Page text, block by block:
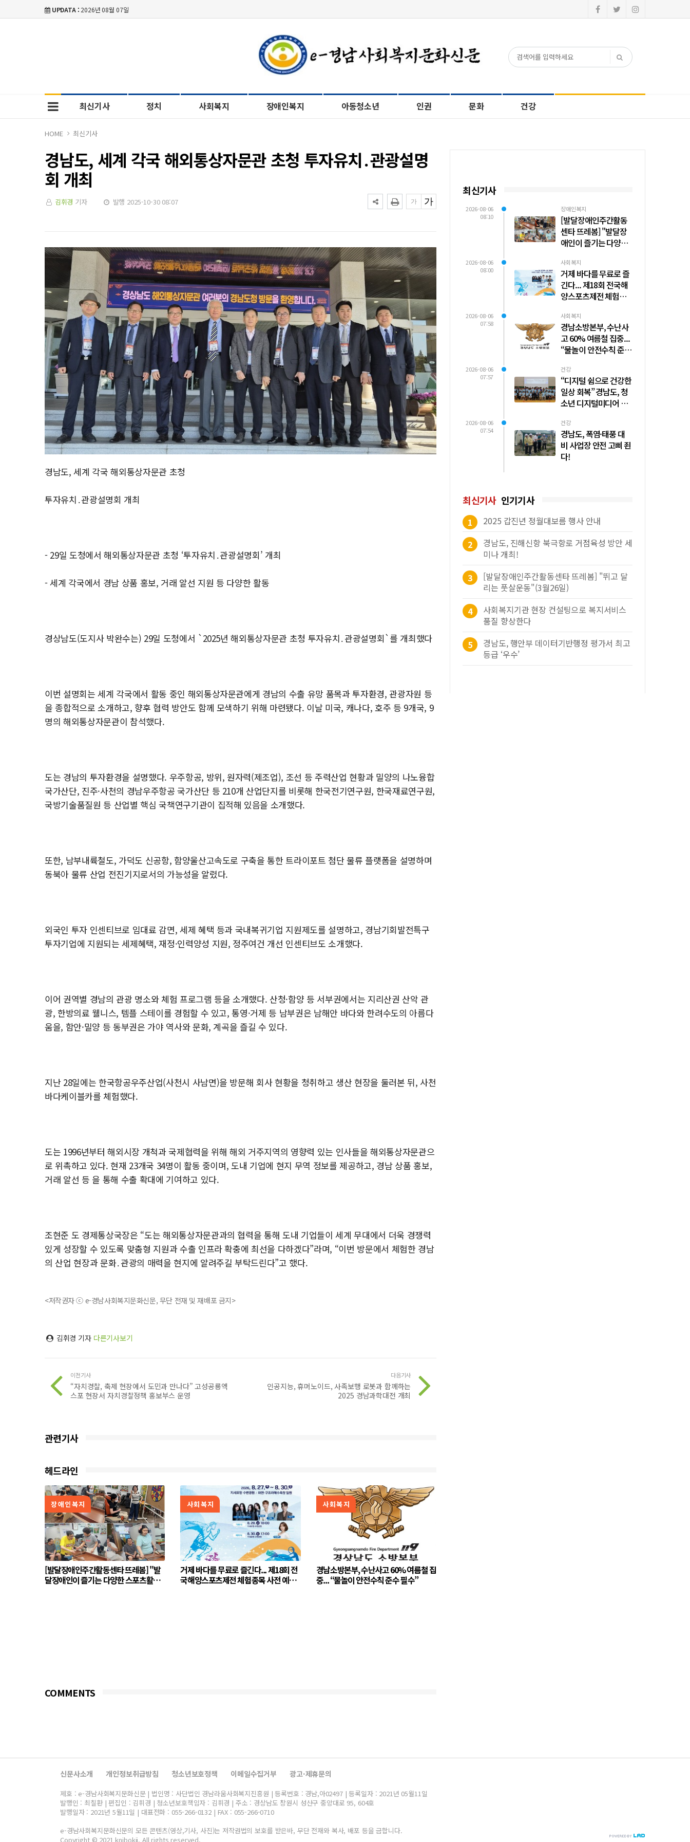
UPDATA : 2026년 08월 07일
최신기사 정치 사회복지 장애인복지 아동청소년 인권 문화 건강
HOME 최신기사
경남도, 세계 각국 해외통상자문관 초청 투자유치․관광설명
회 개최
김휘경 기자 발행 2025-10-30 08:07
경남도, 세계 각국 해외통상자문관 초청
투자유치․관광설명회 개최
- 29일 도청에서 해외통상자문관 초청 ‘투자유치․관광설명회’ 개최
- 세계 각국에서 경남 상품 홍보, 거래 알선 지원 등 다양한 활동
경상남도(도지사 박완수는) 29일 도청에서 `2025년 해외통상자문관 초청 투자유치․관광설명회`를 개최했다
이번 설명회는 세계 각국에서 활동 중인 해외통상자문관에게 경남의 수출 유망 품목과 투자환경, 관광자원 등
을 종합적으로 소개하고, 향후 협력 방안도 함께 모색하기 위해 마련됐다. 이날 미국, 캐나다, 호주 등 9개국, 9
명의 해외통상자문관이 참석했다.
도는 경남의 투자환경을 설명했다. 우주항공, 방위, 원자력(제조업), 조선 등 주력산업 현황과 밀양의 나노융합
국가산단, 진주·사천의 경남우주항공 국가산단 등 210개 산업단지를 비롯해 한국전기연구원, 한국재료연구원,
국방기술품질원 등 산업별 핵심 국책연구기관이 집적해 있음을 소개했다.
또한, 남부내륙철도, 가덕도 신공항, 함양울산고속도로 구축을 통한 트라이포트 첨단 물류 플랫폼을 설명하며
동북아 물류 산업 전진기지로서의 가능성을 알렸다.
외국인 투자 인센티브로 임대료 감면, 세제 혜택 등과 국내복귀기업 지원제도를 설명하고, 경남기회발전특구
투자기업에 지원되는 세제혜택, 재정·인력양성 지원, 정주여건 개선 인센티브도 소개했다.
이어 권역별 경남의 관광 명소와 체험 프로그램 등을 소개했다. 산청·함양 등 서부권에서는 지리산권 산악 관
광, 한방의료 웰니스, 템플 스테이를 경험할 수 있고, 통영·거제 등 남부권은 남해안 바다와 한려수도의 아름다
움을, 함안·밀양 등 동부권은 가야 역사와 문화, 계곡을 즐길 수 있다.
지난 28일에는 한국항공우주산업(사천시 사남면)을 방문해 회사 현황을 청취하고 생산 현장을 둘러본 뒤, 사천
바다케이블카를 체험했다.
도는 1996년부터 해외시장 개척과 국제협력을 위해 해외 거주지역의 영향력 있는 인사들을 해외통상자문관으
로 위촉하고 있다. 현재 23개국 34명이 활동 중이며, 도내 기업에 현지 무역 정보를 제공하고, 경남 상품 홍보,
거래 알선 등 을 통해 수출 확대에 기여하고 있다.
조현준 도 경제통상국장은 “도는 해외통상자문관과의 협력을 통해 도내 기업들이 세계 무대에서 더욱 경쟁력
있게 성장할 수 있도록 맞춤형 지원과 수출 인프라 확충에 최선을 다하겠다”라며, “이번 방문에서 체험한 경남
의 산업 현장과 문화․관광의 매력을 현지에 알려주길 부탁드린다”고 했다.
<저작권자 ⓒ e-경남사회복지문화신문, 무단 전재 및 재배포 금지>
김휘경 기자 다른기사보기
이전기사
“자치경찰, 축제 현장에서 도민과 만나다” 고성공룡엑
스포 현장서 자치경찰정책 홍보부스 운영
다음기사
인공지능, 휴머노이드, 사족보행 로봇과 함께하는
2025 경남과학대전 개최
관련기사
헤드라인
장애인복지
[발달장애인주간활동센타 뜨레봄] "발
달장애인이 즐기는 다양한 스포츠활동"
사회복지
거제 바다를 무료로 즐긴다... 제18회 전
국해양스포츠제전 체험종목 사전 예약
사회복지
경남소방본부, 수난사고 60% 여름철 집
중... “물놀이 안전수칙 준수 필수”
COMMENTS
최신기사
2026-08-06
08:10
장애인복지
[발달장애인주간활동
센타 뜨레봄] "발달장
애인이 즐기는 다양한
2026-08-06
08:00
사회복지
거제 바다를 무료로 즐
긴다... 제18회 전국해
양스포츠제전 체험종
2026-08-06
07:58
사회복지
경남소방본부, 수난사
고 60% 여름철 집중...
“물놀이 안전수칙 준수
2026-08-06
07:57
건강
“디지털 쉼으로 건강한
일상 회복” 경남도, 청
소년 디지털미디어 과
2026-08-06
07:54
건강
경남도, 폭염·태풍 대
비 사업장 안전 고삐 죈
다!
최신기사 인기기사
1
2025 갑진년 정월대보름 행사 안내
2
경남도, 진해신항 북극항로 거점육성 방안 세
미나 개최!
3
[발달장애인주간활동센타 뜨레봄] "뛰고 달
리는 풋살운동"(3월26일)
4
사회복지기관 현장 컨설팅으로 복지서비스
품질 향상한다
5
경남도, 행안부 데이터기반행정 평가서 최고
등급 ‘우수’
신문사소개 개인정보취급방침 청소년보호정책 이메일수집거부 광고·제휴문의
제호 : e-경남사회복지문화신문 | 법인명 : 사단법인 경남라움사회복지진흥원 | 등록번호 : 경남,아02497 | 등록일자 : 2021년 05월11일
발행인 : 최칠환 | 편집인 : 김휘경 | 청소년보호책임자 : 김휘경 | 주소 : 경상남도 창원시 성산구 중앙대로 95, 604호
발행일자 : 2021년 5월11일 | 대표전화 : 055-266-0132 | FAX : 055-266-0710
e-경남사회복지문화신문의 모든 콘텐츠(영상,기사, 사진)는 저작권법의 보호를 받은바, 무단 전재와 복사, 배포 등을 금합니다.
Copyright © 2021 knjbokji. All rights reserved.